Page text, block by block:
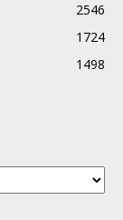
2546
1724
1498